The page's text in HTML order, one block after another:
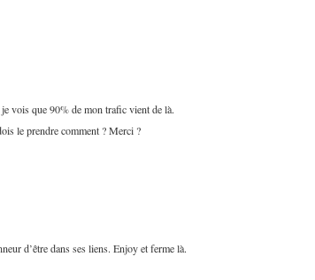
vois que 90% de mon trafic vient de là.
le prendre comment ? Merci ?
d’être dans ses liens. Enjoy et ferme là.